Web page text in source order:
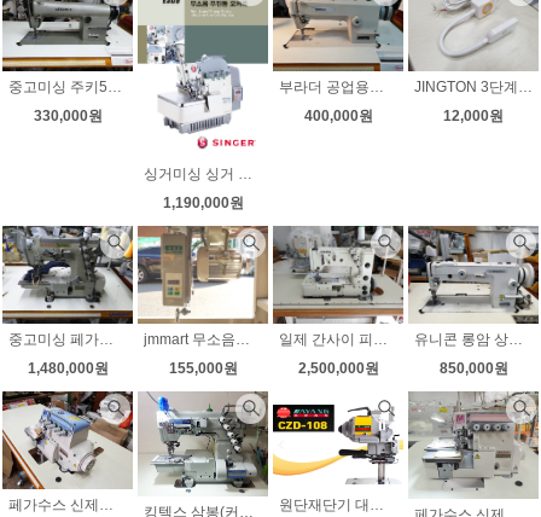
중고미싱 주키557 미파557 랜덤발송 공업용미싱 노루발10가지 LED작업등 전국무료배송
330,000원
1,190,000원
부라더 공업용미싱 초특가판매 DB2-B736-3 노루발10가지 LED작업등 무료배송
400,000원
JINGTON 3단계 밝기 조절가능한 30구 LED 미싱전용작업등 신제품
12,000원
1,480,000원
155,000원
2,500,000원
850,000원